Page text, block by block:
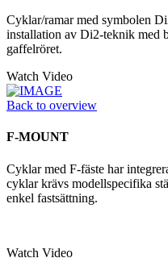
Cyklar/ramar med symbolen
installation av Di2-teknik med
gaffelröret.
Watch Video
Back to overview
F-MOUNT
Cyklar med F-fäste har
cyklar krävs modellspecifika
enkel fastsättning.
Watch Video